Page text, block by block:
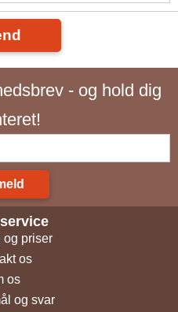
- og hold dig
og priser
os
os
og svar